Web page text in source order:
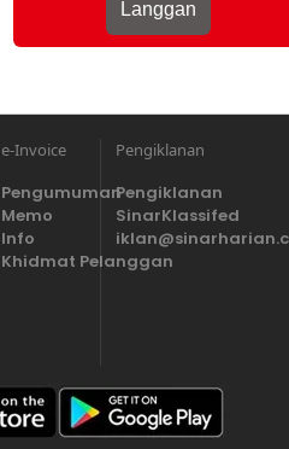
e-Invoice
Pengumuman
Memo
Info
Khidmat Pelanggan
Pengiklanan
Pengiklanan
SinarKlassifed